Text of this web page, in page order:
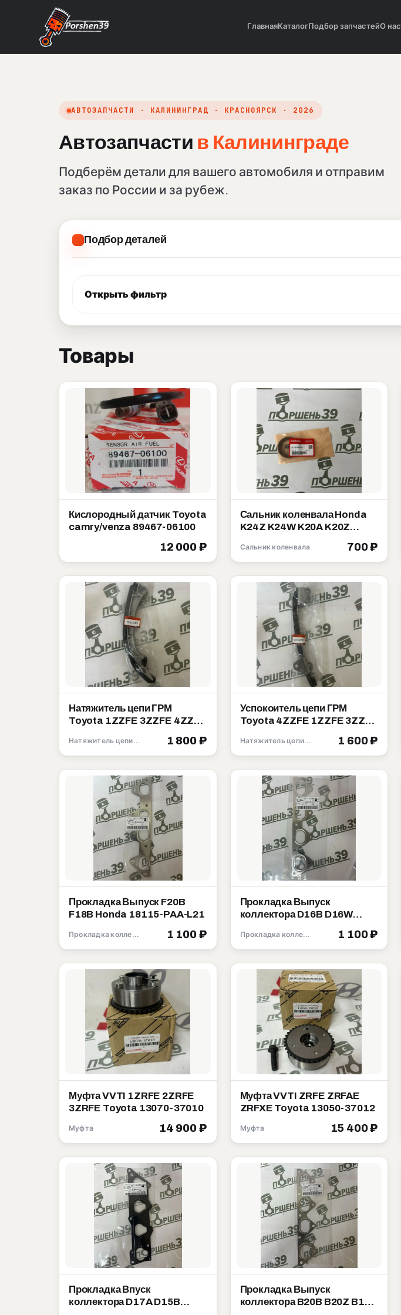
ГлавнаяКаталогПодбор запчастейО нас
АВТОЗАПЧАСТИ · КАЛИНИНГРАД · КРАСНОЯРСК · 2026
Автозапчасти в Калининграде
в Красноярске
Подберём детали для вашего автомобиля и отправим
заказ по России и за рубеж.
Подбор деталей
Открыть фильтр
Товары
Кислородный датчик Toyota
camry/venza 89467-06100
12 000 ₽
Сальник коленвала Honda
K24Z K24W K20A K20Z
Сальник коленвала 700 ₽
Натяжитель цепи ГРМ
Toyota 1ZZFE 3ZZFE 4ZZFE
Натяжитель цепи ГРМ 1 800 ₽
Успокоитель цепи ГРМ
Toyota 4ZZFE 1ZZFE 3ZZFE
Натяжитель цепи ГРМ 1 600 ₽
Прокладка Выпуск F20B
F18B Honda 18115-PAA-L21
Прокладка коллектора 1 100 ₽
Прокладка Выпуск
коллектора D16B D16W
18115-P2A-003
Прокладка коллектора 1 100 ₽
Муфта VVTI 1ZRFE 2ZRFE
3ZRFE Toyota 13070-37010
Муфта 14 900 ₽
Муфта VVTI ZRFE ZRFAE
ZRFXE Toyota 13050-37012
Муфта 15 400 ₽
Прокладка Впуск
коллектора D17A D15B
Прокладка Выпуск
коллектора B20B B20Z B18B